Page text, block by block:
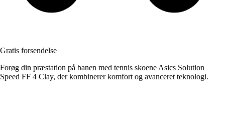
Gratis forsendelse
Forøg din præstation på banen med tennis skoene Asics Solution
Speed FF 4 Clay, der kombinerer komfort og avanceret teknologi.